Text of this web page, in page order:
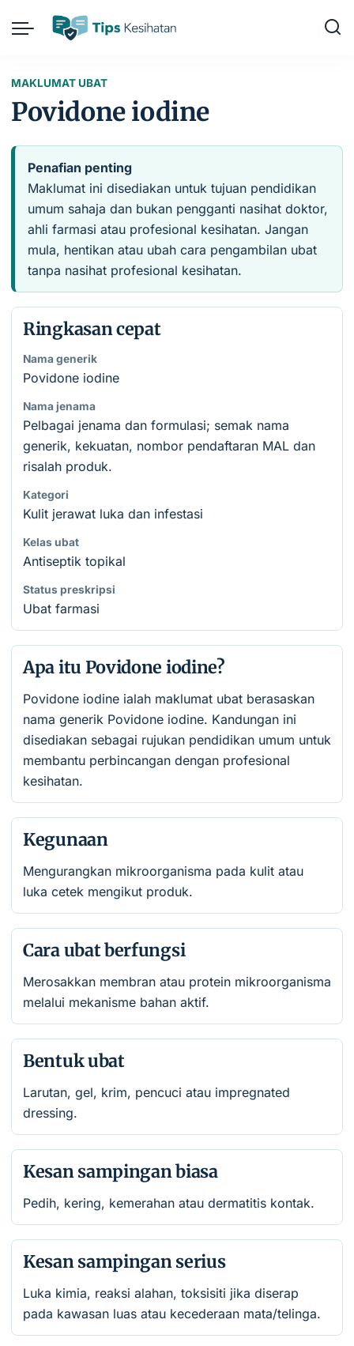
MAKLUMAT UBAT
Povidone iodine
Penafian penting
Maklumat ini disediakan untuk tujuan pendidikan
umum sahaja dan bukan pengganti nasihat doktor,
ahli farmasi atau profesional kesihatan. Jangan
mula, hentikan atau ubah cara pengambilan ubat
tanpa nasihat profesional kesihatan.
Ringkasan cepat
Nama generik
Povidone iodine
Nama jenama
Pelbagai jenama dan formulasi; semak nama
generik, kekuatan, nombor pendaftaran MAL dan
risalah produk.
Kategori
Kulit jerawat luka dan infestasi
Kelas ubat
Antiseptik topikal
Status preskripsi
Ubat farmasi
Apa itu Povidone iodine?
Povidone iodine ialah maklumat ubat berasaskan
nama generik Povidone iodine. Kandungan ini
disediakan sebagai rujukan pendidikan umum untuk
membantu perbincangan dengan profesional
kesihatan.
Kegunaan
Mengurangkan mikroorganisma pada kulit atau
luka cetek mengikut produk.
Cara ubat berfungsi
Merosakkan membran atau protein mikroorganisma
melalui mekanisme bahan aktif.
Bentuk ubat
Larutan, gel, krim, pencuci atau impregnated
dressing.
Kesan sampingan biasa
Pedih, kering, kemerahan atau dermatitis kontak.
Kesan sampingan serius
Luka kimia, reaksi alahan, toksisiti jika diserap
pada kawasan luas atau kecederaan mata/telinga.